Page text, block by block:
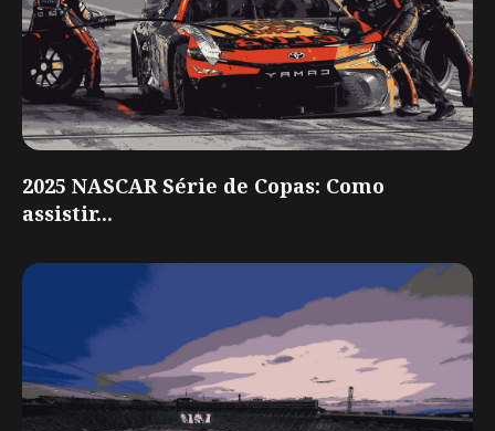
2025 NASCAR Série de Copas: Como
assistir...